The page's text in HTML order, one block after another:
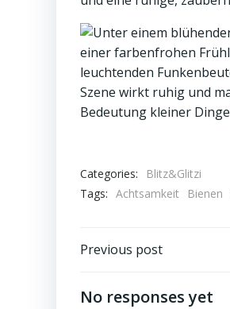
Categories:
Blitz&Glitzi
Tags: Achtsamkeit Bienen
Post
navigation
Previous post
No responses yet